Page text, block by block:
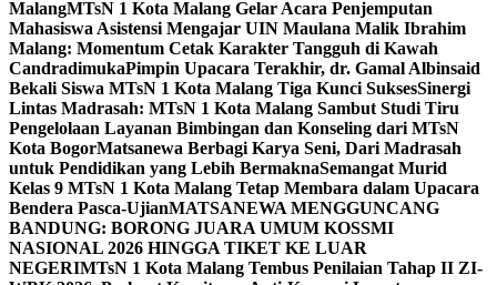
MalangMTsN 1 Kota Malang Gelar Acara Penjemputan
Mahasiswa Asistensi Mengajar UIN Maulana Malik Ibrahim
Malang: Momentum Cetak Karakter Tangguh di Kawah
CandradimukaPimpin Upacara Terakhir, dr. Gamal Albinsaid
Bekali Siswa MTsN 1 Kota Malang Tiga Kunci SuksesSinergi
Lintas Madrasah: MTsN 1 Kota Malang Sambut Studi Tiru
Pengelolaan Layanan Bimbingan dan Konseling dari MTsN
Kota BogorMatsanewa Berbagi Karya Seni, Dari Madrasah
untuk Pendidikan yang Lebih BermaknaSemangat Murid
Kelas 9 MTsN 1 Kota Malang Tetap Membara dalam Upacara
Bendera Pasca-UjianMATSANEWA MENGGUNCANG
BANDUNG: BORONG JUARA UMUM KOSSMI
NASIONAL 2026 HINGGA TIKET KE LUAR
NEGERIMTsN 1 Kota Malang Tembus Penilaian Tahap II ZI-